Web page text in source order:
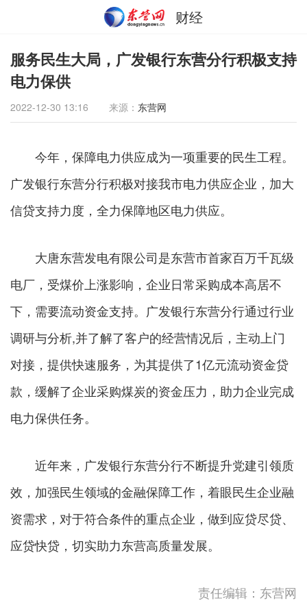
财经
服务民生大局，广发银行东营分行积极支持
电力保供
2022-12-30 13:16 来源： 东营网
今年，保障电力供应成为一项重要的民生工程。
广发银行东营分行积极对接我市电力供应企业，加大
信贷支持力度，全力保障地区电力供应。
大唐东营发电有限公司是东营市首家百万千瓦级
电厂，受煤价上涨影响，企业日常采购成本高居不
下，需要流动资金支持。广发银行东营分行通过行业
调研与分析,并了解了客户的经营情况后，主动上门
对接，提供快速服务，为其提供了1亿元流动资金贷
款，缓解了企业采购煤炭的资金压力，助力企业完成
电力保供任务。
近年来，广发银行东营分行不断提升党建引领质
效，加强民生领域的金融保障工作，着眼民生企业融
资需求，对于符合条件的重点企业，做到应贷尽贷、
应贷快贷，切实助力东营高质量发展。
责任编辑：东营网